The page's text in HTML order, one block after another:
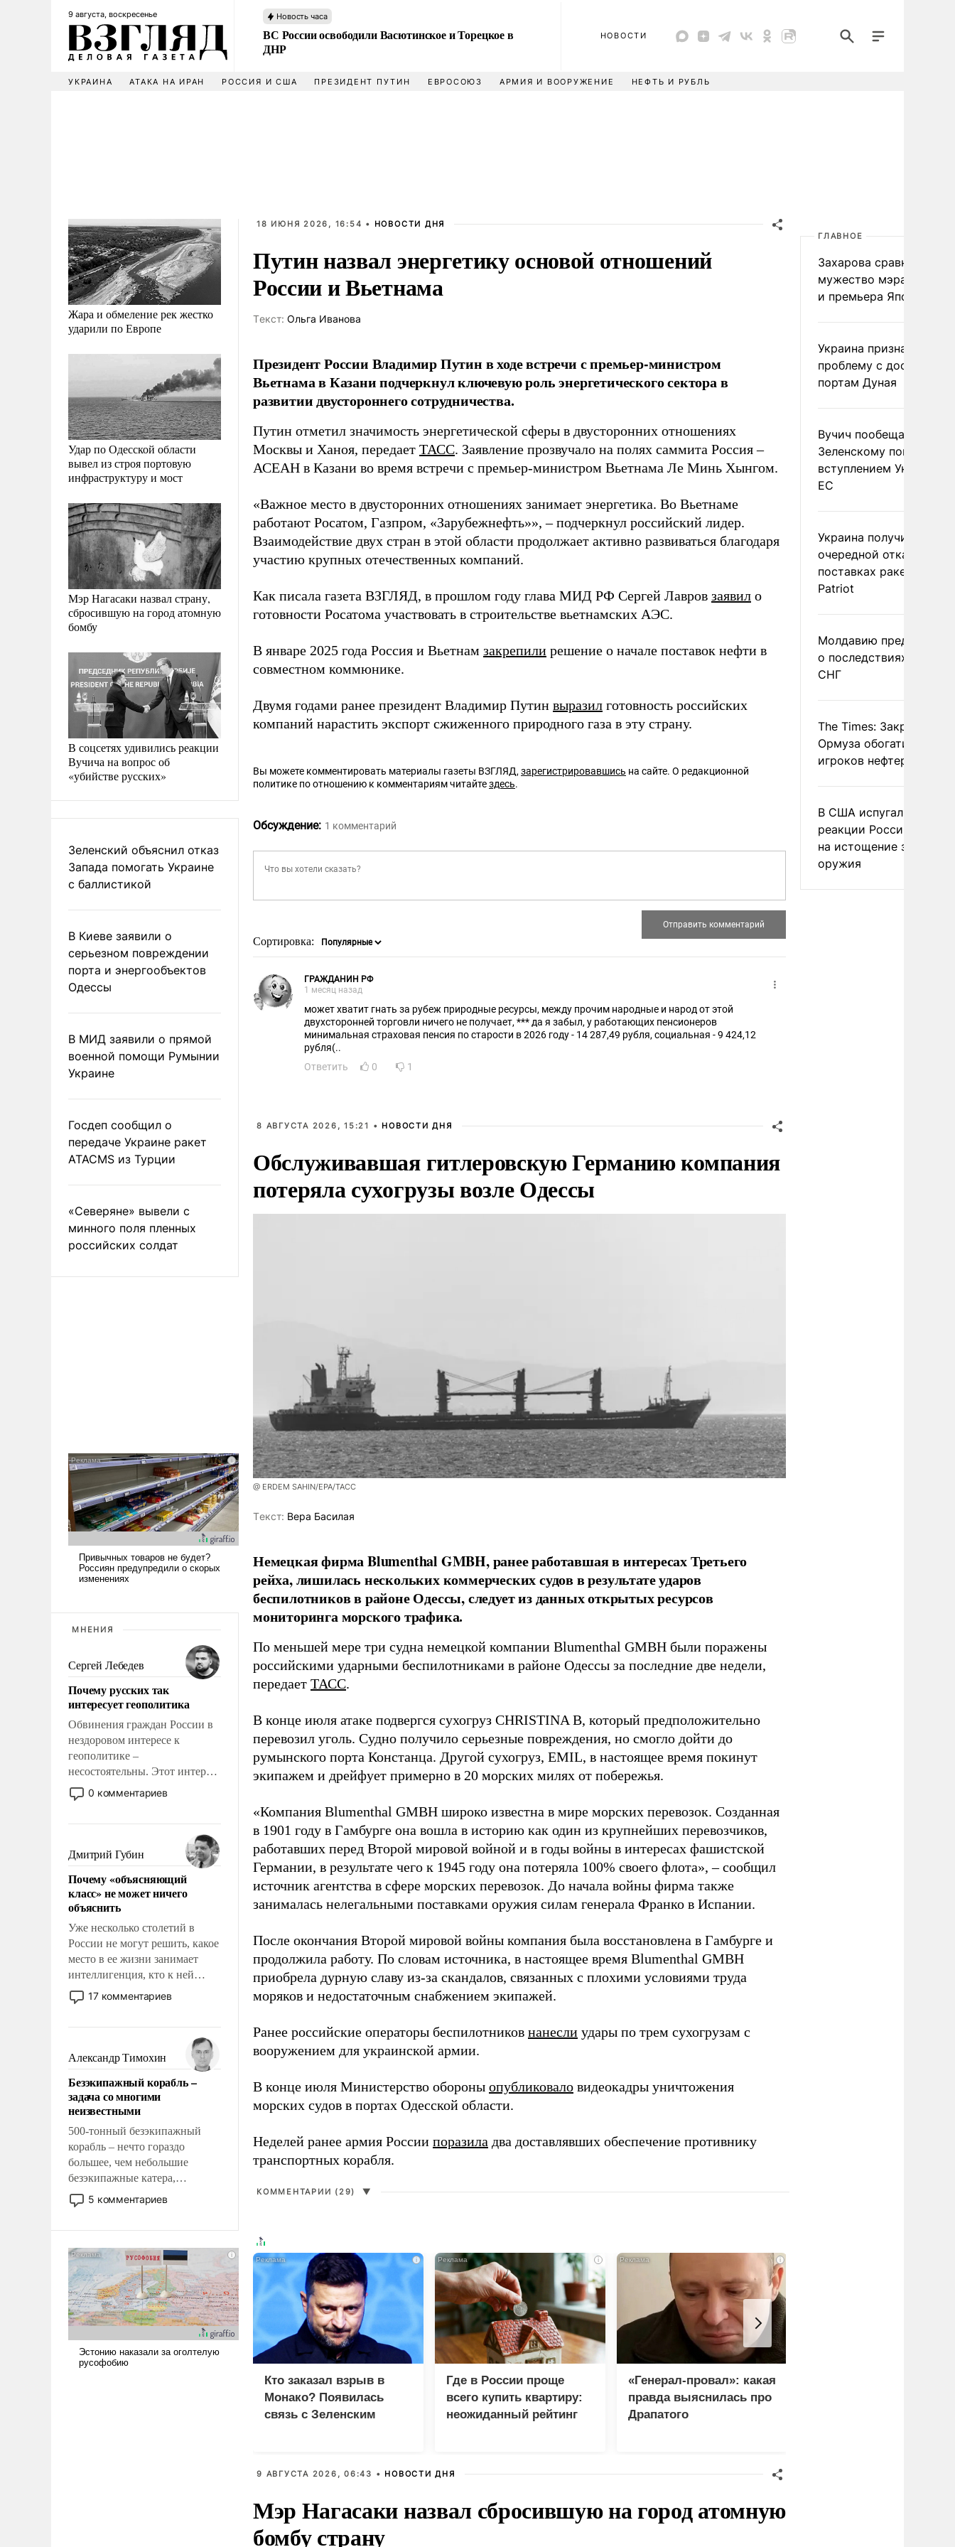
9 августа, воскресенье Новость часа
ВС России освободили Васютинское и Торецкое в
ДНР
НОВОСТИ
УКРАИНА АТАКА НА ИРАН РОССИЯ И США ПРЕЗИДЕНТ ПУТИН ЕВРОСОЮЗ АРМИЯ И ВООРУЖЕНИЕ НЕФТЬ И РУБЛЬ
Жара и обмеление рек жестко
ударили по Европе
Удар по Одесской области
вывел из строя портовую
инфраструктуру и мост
Мэр Нагасаки назвал страну,
сбросившую на город атомную
бомбу
В соцсетях удивились реакции
Вучича на вопрос об
«убийстве русских»
Зеленский объяснил отказ
Запада помогать Украине
с баллистикой
В Киеве заявили о
серьезном повреждении
порта и энергообъектов
Одессы
В МИД заявили о прямой
военной помощи Румынии
Украине
Госдеп сообщил о
передаче Украине ракет
ATACMS из Турции
«Северяне» вывели с
минного поля пленных
российских солдат
МНЕНИЯ
Сергей Лебедев
Почему русских так
интересует геополитика
Обвинения граждан России в
нездоровом интересе к
геополитике –
несостоятельны. Этот интерес
рационален и прагматичен. Он
обусловлен тысячелетним
фундаментальным знанием,
что мировая политика имеет
свойство заявляться на порог
нашего дома.
0 комментариев
Дмитрий Губин
Почему «объясняющий
класс» не может ничего
объяснить
Уже несколько столетий в
России не могут решить, какое
место в ее жизни занимает
интеллигенция, кто к ней
принадлежит, а кого из нее
исключили с правом
чем она отличается от просто
образованных людей. Иногда
казалось, что эти вопросы
решены раз и навсегда, но –
нет, не решены.
17 комментариев
Александр Тимохин
Безэкипажный корабль –
задача со многими
неизвестными
500-тонный безэкипажный
корабль – нечто гораздо
большее, чем небольшие
безэкипажные катера,
применение которых уже
стало обыденностью. Задача по
и ее реализация радикально
поднимет наши боевые
возможности.
5 комментариев
18 ИЮНЯ 2026, 16:54 • НОВОСТИ ДНЯ
Путин назвал энергетику основой отношений
России и Вьетнама
Tекст: Ольга Иванова
Президент России Владимир Путин в ходе встречи с премьер-министром
Вьетнама в Казани подчеркнул ключевую роль энергетического сектора в
развитии двустороннего сотрудничества.
Путин отметил значимость энергетической сферы в двусторонних отношениях
Москвы и Ханоя, передает ТАСС. Заявление прозвучало на полях саммита Россия –
АСЕАН в Казани во время встречи с премьер-министром Вьетнама Ле Минь Хынгом.
«Важное место в двусторонних отношениях занимает энергетика. Во Вьетнаме
работают Росатом, Газпром, «Зарубежнефть»», – подчеркнул российский лидер.
Взаимодействие двух стран в этой области продолжает активно развиваться благодаря
участию крупных отечественных компаний.
Как писала газета ВЗГЛЯД, в прошлом году глава МИД РФ Сергей Лавров заявил о
готовности Росатома участвовать в строительстве вьетнамских АЭС.
В январе 2025 года Россия и Вьетнам закрепили решение о начале поставок нефти в
совместном коммюнике.
Двумя годами ранее президент Владимир Путин выразил готовность российских
компаний нарастить экспорт сжиженного природного газа в эту страну.
Вы можете комментировать материалы газеты ВЗГЛЯД, зарегистрировавшись на сайте. О редакционной
политике по отношению к комментариям читайтездесь.
Обсуждение: 1 комментарий
Сортировка:
ГРАЖДАНИН РФ
1 месяц назад
может хватит гнать за рубеж природные ресурсы, между прочим народные и народ от этой
двухсторонней торговли ничего не получает, *** да я забыл, у работающих пенсионеров
минимальная страховая пенсия по старости в 2026 году - 14 287,49 рубля, социальная - 9 424,12
рубля(..
Ответить
0 1
8 АВГУСТА 2026, 15:21 • НОВОСТИ ДНЯ
Обслуживавшая гитлеровскую Германию компания
потеряла сухогрузы возле Одессы
@ ERDEM SAHIN/EPA/ТАСС
Tекст: Вера Басилая
Немецкая фирма Blumenthal GMBH, ранее работавшая в интересах Третьего
рейха, лишилась нескольких коммерческих судов в результате ударов
беспилотников в районе Одессы, следует из данных открытых ресурсов
мониторинга морского трафика.
По меньшей мере три судна немецкой компании Blumenthal GMBH были поражены
российскими ударными беспилотниками в районе Одессы за последние две недели,
передает ТАСС.
В конце июля атаке подвергся сухогруз CHRISTINA B, который предположительно
перевозил уголь. Судно получило серьезные повреждения, но смогло дойти до
румынского порта Констанца. Другой сухогруз, EMIL, в настоящее время покинут
экипажем и дрейфует примерно в 20 морских милях от побережья.
«Компания Blumenthal GMBH широко известна в мире морских перевозок. Созданная
в 1901 году в Гамбурге она вошла в историю как один из крупнейших перевозчиков,
работавших перед Второй мировой войной и в годы войны в интересах фашистской
Германии, в результате чего к 1945 году она потеряла 100% своего флота», – сообщил
источник агентства в сфере морских перевозок. До начала войны фирма также
занималась нелегальными поставками оружия силам генерала Франко в Испании.
После окончания Второй мировой войны компания была восстановлена в Гамбурге и
продолжила работу. По словам источника, в настоящее время Blumenthal GMBH
приобрела дурную славу из-за скандалов, связанных с плохими условиями труда
моряков и недостаточным снабжением экипажей.
Ранее российские операторы беспилотников нанесли удары по трем сухогрузам с
вооружением для украинской армии.
В конце июля Министерство обороны опубликовало видеокадры уничтожения
морских судов в портах Одесской области.
Неделей ранее армия России поразила два доставлявших обеспечение противнику
транспортных корабля.
КОММЕНТАРИИ (29) ▼
i
Кто заказал взрыв в
Монако? Появилась
связь с Зеленским
i
Где в России проще
всего купить квартиру:
неожиданный рейтинг
i
«Генерал-провал»: какая
правда выяснилась про
Драпатого
9 АВГУСТА 2026, 06:43 • НОВОСТИ ДНЯ
Мэр Нагасаки назвал сбросившую на город атомную
бомбу страну
ГЛАВНОЕ
Захарова сравнила
мужество мэра
и премьера Японии
Украина признала
проблему с доступом к
портам Дуная
Вучич пообещал
Зеленскому помочь со
вступлением Украины в
ЕС
Украина получила
очередной отказ в
поставках ракет для
Patriot
Молдавию
о последствиях выхода
СНГ
The Times: Закрытие
Ормуза обогатило
игроков нефтерынка
В США испугались
реакции России и
на истощение запасов
оружия